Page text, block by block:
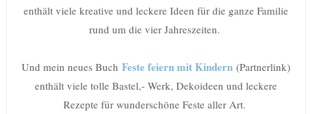
enthält viele kreative und leckere Ideen für die ganze Familie
rund um die vier Jahreszeiten.
Und mein neues Buch Feste feiern mit Kindern (Partnerlink)
enthält viele tolle Bastel,- Werk, Dekoideen und leckere
Rezepte für wunderschöne Feste aller Art.